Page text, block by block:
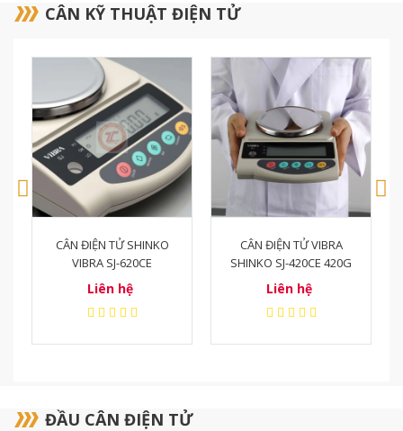
CÂN KỸ THUẬT ĐIỆN TỬ
CÂN ĐIỆN TỬ VIBRA
SHINKO SJ-420CE 420G
Liên hệ
CÂN ĐIỆN TỬ SHINKO
VIBRA SJ-220CE 220G
Liên hệ
ĐẦU CÂN ĐIỆN TỬ